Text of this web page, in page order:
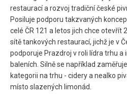
restaurací a rozvoj tradiční české
Posiluje podporu takzvaných
celé ČR 121 a letos jich chce otevřít
sítě tankových restaurací, jichž je v
podporuje Prazdroj v roli lídra trhu a
baleních. Silně se například
kategorii na trhu - cidery a nealko
místo slazených limonád.